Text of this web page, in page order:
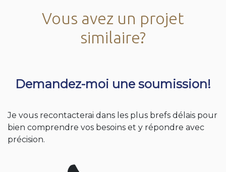
Vous avez un projet
similaire?
Demandez-moi une soumission!
Je vous recontacterai dans les plus brefs délais pour
bien comprendre vos besoins et y répondre avec
précision.